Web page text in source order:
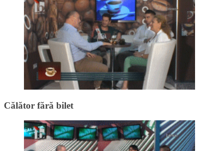
Călător fără bilet